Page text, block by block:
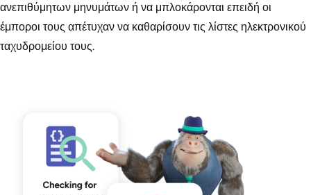
ανεπιθύμητων μηνυμάτων ή να μπλοκάρονται επειδή οι
έμποροι τους απέτυχαν να καθαρίσουν τις λίστες ηλεκτρονικού
ταχυδρομείου τους.